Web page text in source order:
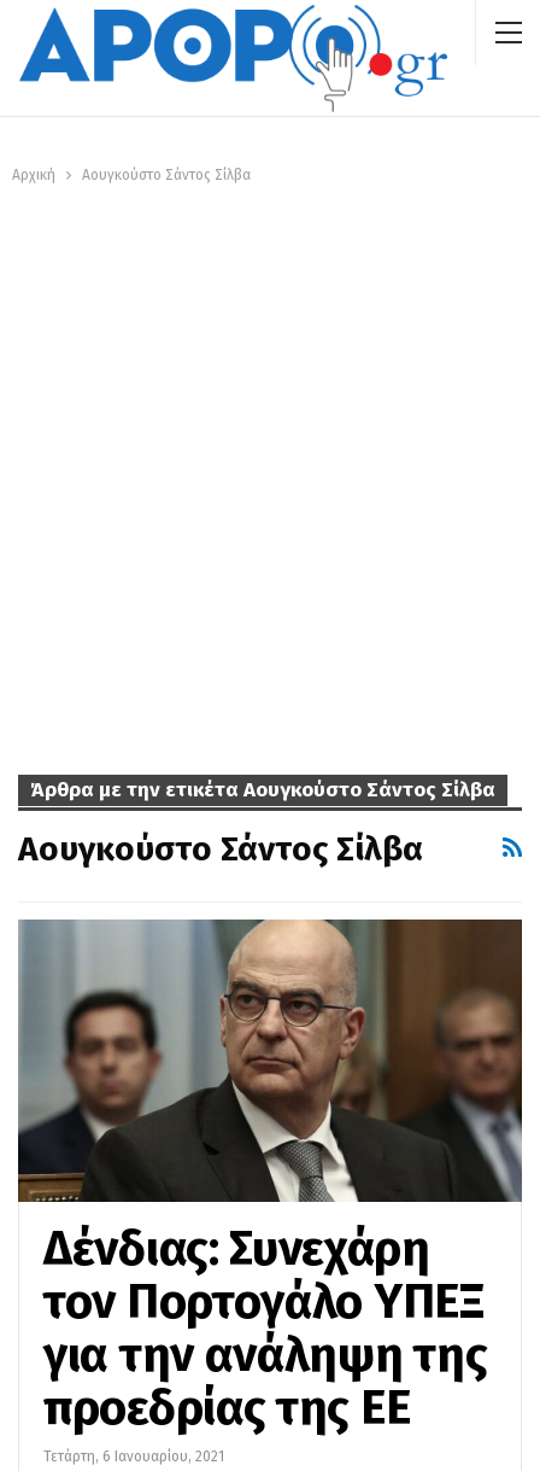
Αρχική Αουγκούστο Σάντος Σίλβα
Άρθρα με την ετικέτα Αουγκούστο Σάντος Σίλβα
Αουγκούστο Σάντος Σίλβα
Δένδιας: Συνεχάρη
τον Πορτογάλο ΥΠΕΞ
για την ανάληψη της
προεδρίας της ΕΕ
Τετάρτη, 6 Ιανουαρίου, 2021